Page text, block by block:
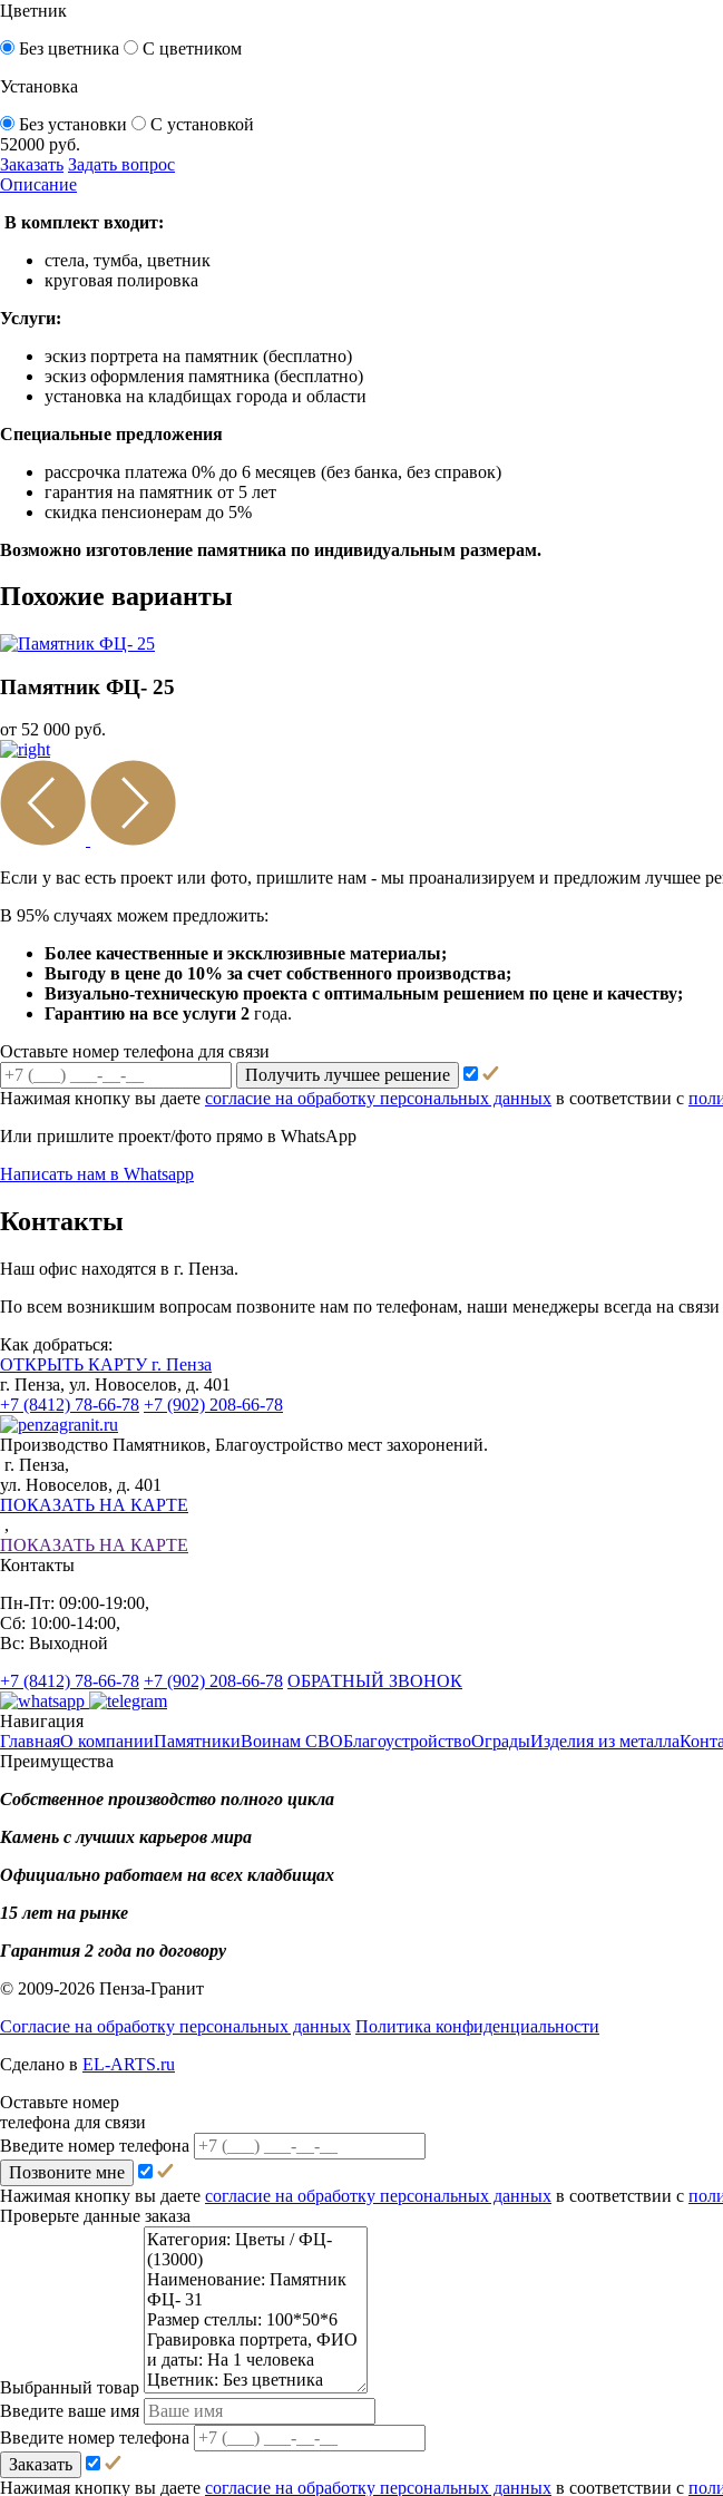
Цветник
Без цветника
С цветником
Установка
Без установки
С установкой
52000 руб.
Заказать Задать вопрос
Описание
В комплект входит:
стела, тумба, цветник
круговая полировка
Услуги:
эскиз портрета на памятник (бесплатно)
эскиз оформления памятника (бесплатно)
установка на кладбищах города и области
Специальные предложения
рассрочка платежа 0% до 6 месяцев (без банка, без справок)
гарантия на памятник от 5 лет
скидка пенсионерам до 5%
Возможно изготовление памятника по индивидуальным размерам.
Похожие варианты
Памятник ФЦ- 25
от 52 000 руб.
Если у вас есть проект или фото, пришлите нам - мы проанализируем и предложим лучшее
В 95% случаях можем предложить:
Более качественные и эксклюзивные материалы;
Выгоду в цене до 10% за счет собственного производства;
Визуально-техническую проекта с оптимальным решением по цене и качеству;
Гарантию на все услуги 2 года.
Оставьте номер телефона для связи
Получить лучшее решение
Нажимая кнопку вы даете согласие на обработку персональных данных в соответствии с
Или пришлите проект/фото прямо в WhatsApp
Написать нам в Whatsapp
Контакты
Наш офис находятся в г. Пенза.
По всем возникшим вопросам позвоните нам по телефонам, наши менеджеры всегда на
Как добраться:
ОТКРЫТЬ КАРТУ г. Пенза
г. Пенза, ул. Новоселов, д. 401
+7 (8412) 78-66-78 +7 (902) 208-66-78
Производство Памятников, Благоустройство мест захоронений.
г. Пенза,
ул. Новоселов, д. 401
ПОКАЗАТЬ НА КАРТЕ
,
ПОКАЗАТЬ НА КАРТЕ
Контакты
Пн-Пт: 09:00-19:00,
Сб: 10:00-14:00,
Вс: Выходной
+7 (8412) 78-66-78 +7 (902) 208-66-78 ОБРАТНЫЙ ЗВОНОК
Навигация
ГлавнаяО компанииПамятникиВоинам СВОБлагоустройствоОградыИзделия из металла
Преимущества
Собственное производство полного цикла
Камень с лучших карьеров мира
Официально работаем на всех кладбищах
15 лет на рынке
Гарантия 2 года по договору
© 2009-2026 Пенза-Гранит
Согласие на обработку персональных данных Политика конфиденциальности
Сделано в EL-ARTS.ru
Оставьте номер
телефона для связи
Введите номер телефона
Позвоните мне
Нажимая кнопку вы даете согласие на обработку персональных данных в соответствии с
Проверьте данные заказа
Выбранный товар
Введите ваше имя
Введите номер телефона
Заказать
Нажимая кнопку вы даете согласие на обработку персональных данных в соответствии с